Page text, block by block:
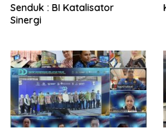
Senduk : BI Katalisator
Sinergi